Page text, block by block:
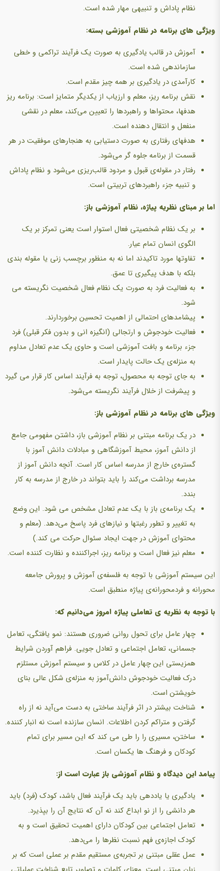
نظام پاداش و تنبیهی مهار شده است.
ویژگی های برنامه در نظام آموزشی بسته:
آموزش در قالب یادگیری به صورت یک فرآیند تراکمی و خطی
سازماندهی شده است.
کارآمدی در یادگیری بر همه چیز مقدم است.
نقش برنامه ریز، معلم و ارزیاب از یکدیگر متمایز است: برنامه ریز
هدفها، محتواها و راهبردها را تعیین می‌کند، معلم در نقشی
منفعل و انتقال دهنده است.
هدفهای رفتاری به صورت دستیابی به هنجارهای موفقیت در هر
قسمت از برنامه جلوه‌ گر می‌شود.
رفتار در مقوله‌ی قبول و مردود قالب‌ریزی می‌شود و نظام پاداش
و تنبیه جزء راهبردهای تربیتی است.
اما بر مبنای نظریه پیاژه، نظام آموزشی باز:
بر یک نظام شخصیتی فعال استوار است یعنی تمرکز بر یک
الگوی انسان تمام عیار.
تفاوتها مورد تاکیدند اما نه به منظور برچسب زنی یا مقوله بندی
بلکه با هدف پیگیری تا عمق.
به فعالیت فرد به صورت یک نظام فعال شخصیت نگریسته می
شود.
پیشامدهای احتمالی از اهمیت تحسین برخوردارند.
فعالیت خودجوش و ارتجالی (انگیزه انى و بدون فکر قبلى) فرد
جزء برنامه و بافت آموزشی است و حاوی یک عدم تعادل مداوم
به منزله‌ی یک حالت پایدار است.
به جای توجه به محصول، توجه به فرآیند اساس کار قرار می گیرد
و پیشرفت از خلال فرآیند نگریسته می‌شود.
ویژگی های برنامه در نظام آموزشی باز:
در یک برنامه مبتنی بر نظام آموزشی باز، داشتن مفهومی جامع
از دانش آموز، محیط آموزشگاهی و مبادلات دانش آموز با
گستره‌ی خارج از مدرسه اساس کار است. آنچه دانش آموز از
مدرسه برداشت می‌کند را باید بتواند در خارج از مدرسه به کار
بندد.
یک برنامه‌ی باز با یک عدم تعادل مشخص می شود. این وضع
به تغییر و تطور رغبتها و نیازهای فرد پاسخ می‌دهد. (معلم و
محتوای آموزش در جهت ایجاد سئوال حرکت می کند.)
معلم نیز فعال است و برنامه ریز، اجراکننده و نظارت کننده است.
این سیستم آموزشی با توجه به فلسفه‌ی آموزش و پرورش جامعه‌
محورانه و فردمحورانه‌ی پیاژه منطبق است.
با توجه به نظریه ی تعاملی پیاژه امروز می‌دانیم که:
چهار عامل برای تحول روانی ضروری هستند: نمو یافتگی، تعامل
جسمانی، تعامل اجتماعی و تعادل جویی. فراهم آوردن شرایط
همزیستی این چهار عامل در کلاس و سیستم آموزش مستلزم
درک فعالیت خودجوش دانش‌آموز به منزله‌ی شکل عالی بنای
خویشتن است.
شناخت بیشتر در اثر فرآیند ساختی به دست می‌آید نه از راه
گرفتن و متراکم کردن اطلاعات. انسان سازنده است نه انبار کننده.
ساختن، مسیری را را طی می کند که این مسیر برای تمام
کودکان و فرهنگ ها یکسان است.
پیامد این دیدگاه و نظام آموزشی باز عبارت است از:
یادگیری یا یاددهی باید یک فرآیند فعال باشد، کودک (فرد) باید
هر دانشی را از نو ابداع کند نه آن که نتایج آن را بپذیرد.
تعامل اجتماعی بین کودکان دارای اهمیت تحقیق است و به
کودک اجازه‌ی فهم نسبت نظرها را می‌دهد.
عمل عقلی مبتنی بر تجربه‌ی مستقیم مقدم بر عملی است که بر